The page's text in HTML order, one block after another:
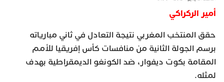
أمير الركراكي
حقق المنتخب المغربي نتيجة التعادل في ثاني مبارياته
برسم الجولة الثانية من منافسات كأس إفريقيا للأمم
المقامة بكوت ديفوار، ضد الكونغو الديمقراطية بهدف
لمثله.